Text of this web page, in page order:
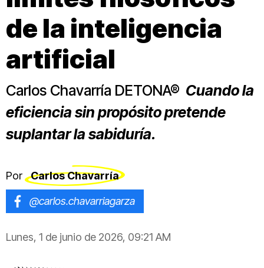
de la inteligencia
artificial
Carlos Chavarría DETONA® Cuando la
eficiencia sin propósito pretende
suplantar la sabiduría.
Por Carlos Chavarría
@carlos.chavarriagarza
Lunes, 1 de junio de 2026, 09:21 AM